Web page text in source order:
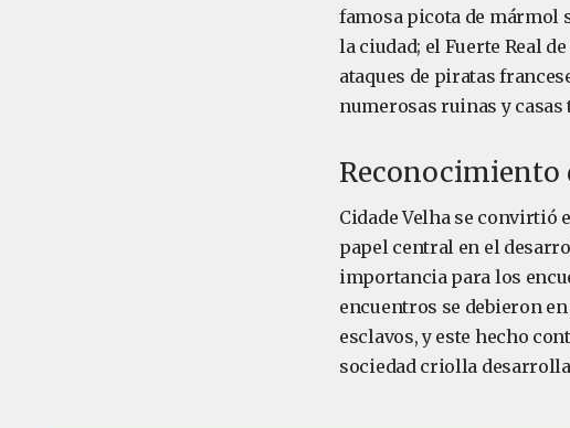
famosa picota de mármol
la ciudad; el Fuerte Real
ataques de piratas
numerosas ruinas y
Reconocimiento
Cidade Velha se convirtió
papel central en el
importancia para los
encuentros se debieron
esclavos, y este hecho
sociedad criolla